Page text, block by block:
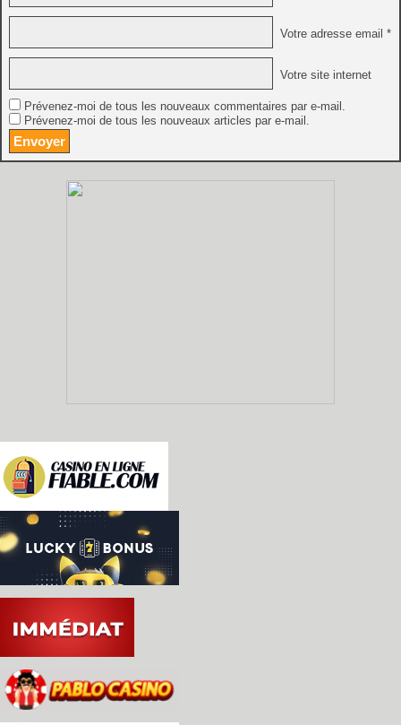
Votre adresse email *
Votre site internet
Prévenez-moi de tous les nouveaux commentaires par e-mail.
Prévenez-moi de tous les nouveaux articles par e-mail.